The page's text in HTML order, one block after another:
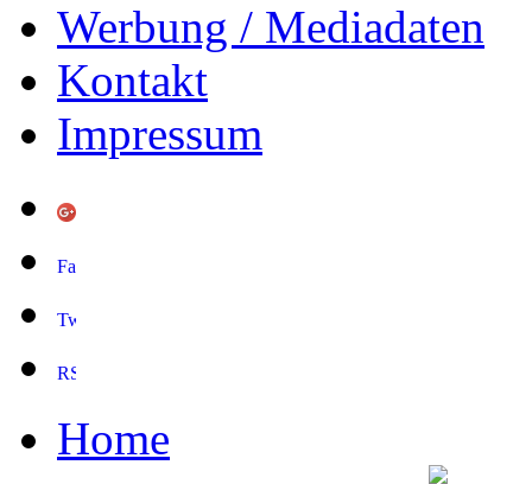
Werbung / Mediadaten
Kontakt
Impressum
Home